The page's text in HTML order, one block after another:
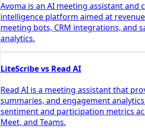
Avoma is an AI meeting assistant and
intelligence platform aimed at
meeting bots, CRM integrations, and
analytics.
LiteScribe vs Read AI
Read AI is a meeting assistant that
summaries, and engagement
sentiment and participation metrics
Meet, and Teams.